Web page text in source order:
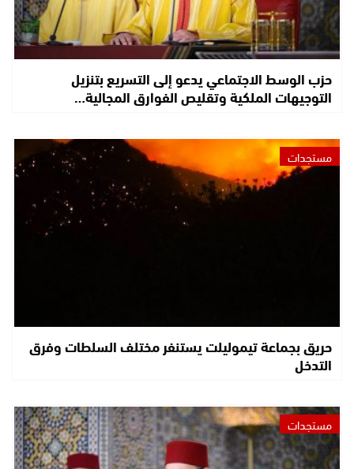
حزب الوسط الاجتماعي يدعو إلى التسريع بتنزيل
التوجيهات الملكية وتقليص الفوارق المجالية…
مستجدات
حريق بجماعة تيموليلت يستنفر مختلف السلطات وفرق
التدخل
مستجدات